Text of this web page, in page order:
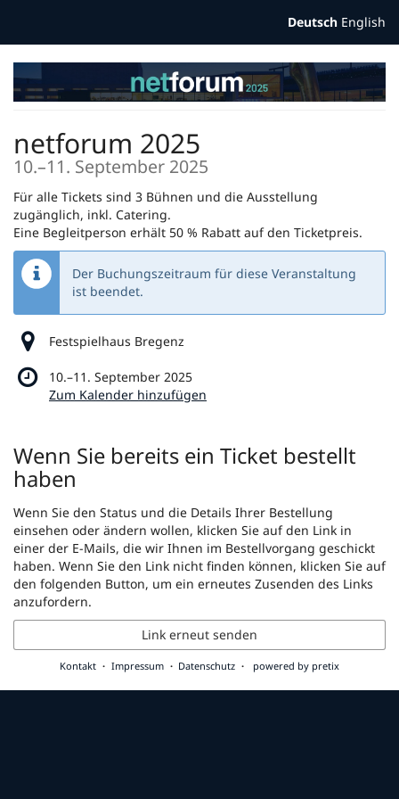
Deutsch English
netforum 2025
10.–bis
11. September 2025
Für alle Tickets sind 3 Bühnen und die Ausstellung
zugänglich, inkl. Catering.
Eine Begleitperson erhält 50 % Rabatt auf den Ticketpreis.
Der Buchungszeitraum für diese Veranstaltung
ist beendet.
Festspielhaus Bregenz
10.–bis
11. September 2025
Zum Kalender hinzufügen
Wenn Sie bereits ein Ticket bestellt
haben
Wenn Sie den Status und die Details Ihrer Bestellung
einsehen oder ändern wollen, klicken Sie auf den Link in
einer der E-Mails, die wir Ihnen im Bestellvorgang geschickt
haben. Wenn Sie den Link nicht finden können, klicken Sie auf
den folgenden Button, um ein erneutes Zusenden des Links
anzufordern.
Link erneut senden
Kontakt Impressum Datenschutz powered by pretix